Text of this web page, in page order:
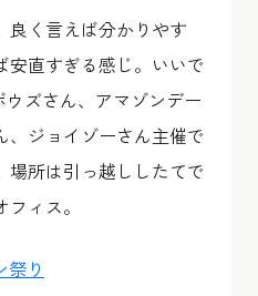
良く言えば分かりやす
安直すぎる感じ。いいで
ウズさん、アマゾンデー
、ジョイゾーさん主催で
場所は引っ越ししたてで
ィス。
祭り